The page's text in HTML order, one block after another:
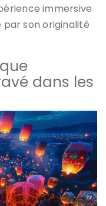
immersive
son originalité
dans les